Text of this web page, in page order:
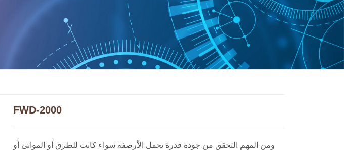
FWD-2000
ومن المهم التحقق من جودة قدرة تحمل الأرصفة سواء كانت للطرق أو الموانئ أو